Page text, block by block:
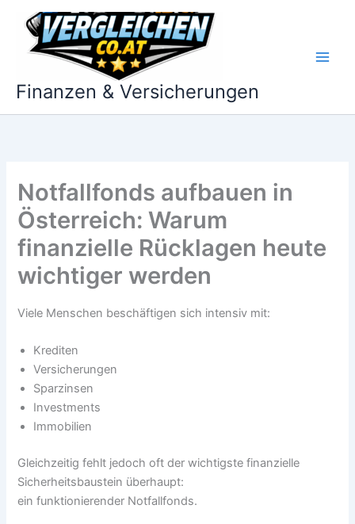
Inhalt
springen
Finanzen & Versicherungen
Notfallfonds aufbauen in
Österreich: Warum
finanzielle Rücklagen heute
wichtiger werden
Viele Menschen beschäftigen sich intensiv mit:
Krediten
Versicherungen
Sparzinsen
Investments
Immobilien
Gleichzeitig fehlt jedoch oft der wichtigste finanzielle
Sicherheitsbaustein überhaupt:
ein funktionierender Notfallfonds.